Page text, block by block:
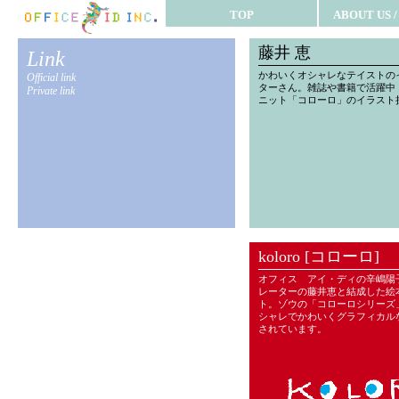
TOP ABOUT US
Link
Official link
Private link
藤井 恵
かわいくオシャレなテイストの
ターさん。雑誌や書籍で活躍中
ニット「コローロ」のイラスト
koloro [コローロ]
オフィス アイ・ディの辛嶋陽
レーターの藤井恵と結成した絵
ト。ゾウの「コローロシリー
シャレでかわいくグラフィカル
されています。